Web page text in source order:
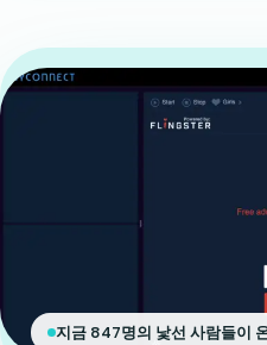
지금 847명의 낯선 사람들이